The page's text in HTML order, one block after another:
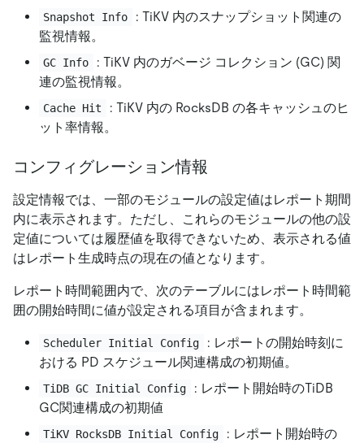
Snapshot Info
: TiKV 内のスナップショット関連の
監視情報。
GC Info
: TiKV 内のガベージ コレクション (GC) 関
連の監視情報。
Cache Hit
: TiKV 内の RocksDB の各キャッシュのヒ
ット率情報。
コンフィグレーション情報
設定情報では、一部のモジュールの設定値はレポート期間
内に表示されます。ただし、これらのモジュールの他の設
定値については履歴値を取得できないため、表示される値
はレポート生成時点の現在の値となります。
レポート時間範囲内で、次のテーブルにはレポート時間範
囲の開始時間に値が設定される項目が含まれます。
Scheduler Initial Config
: レポートの開始時刻に
おける PD スケジュール関連構成の初期値。
TiDB GC Initial Config
: レポート開始時のTiDB
GC関連構成の初期値
TiKV RocksDB Initial Config
: レポート開始時の